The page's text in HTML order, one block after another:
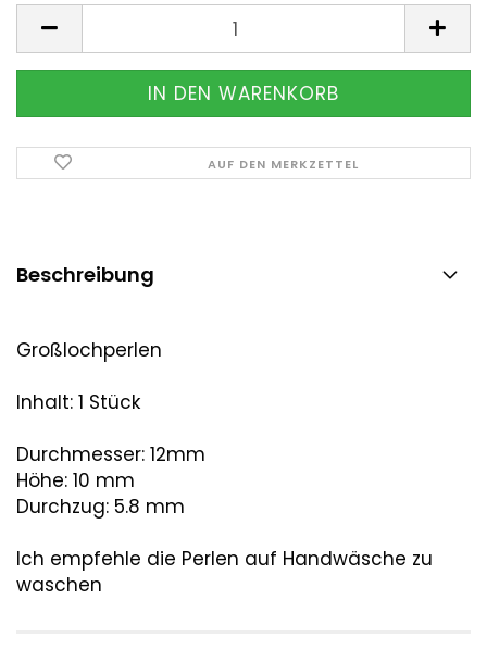
AUF DEN MERKZETTEL
Beschreibung
Großlochperlen
Inhalt: 1 Stück
Durchmesser: 12mm
Höhe: 10 mm
Durchzug: 5.8 mm
Ich empfehle die Perlen auf Handwäsche zu
waschen